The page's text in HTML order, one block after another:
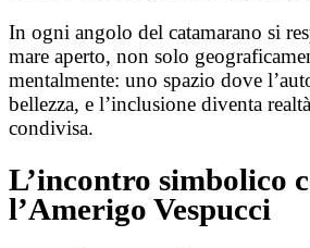
In ogni angolo del catamarano si
mare aperto, non solo
mentalmente: uno spazio dove
bellezza, e l’inclusione diventa
condivisa.
L’incontro simbolico
l’Amerigo Vespucci